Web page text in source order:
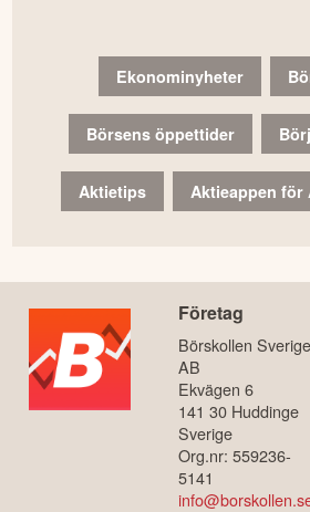
Ekonominyheter
Börsens öppettider
Aktietips Aktieappen för
Företag
Börskollen Sverige
AB
Ekvägen 6
141 30 Huddinge
Sverige
Org.nr: 559236-
5141